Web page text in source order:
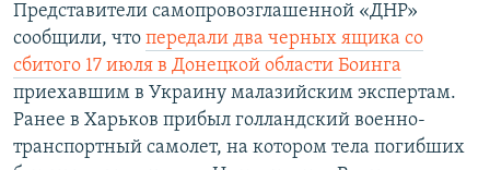
Представители самопровозглашенной «ДНР»
сообщили, что передали два черных ящика со
сбитого 17 июля в Донецкой области Боинга
приехавшим в Украину малазийским экспертам.
Ранее в Харьков прибыл голландский военно-
транспортный самолет, на котором тела погибших